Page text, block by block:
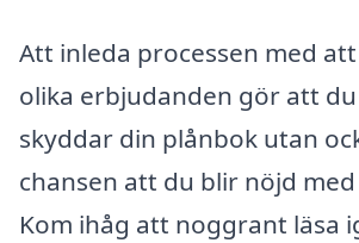
Att inleda processen med
olika erbjudanden gör att
skyddar din plånbok utan
chansen att du blir nöjd
Kom ihåg att noggrant läsa